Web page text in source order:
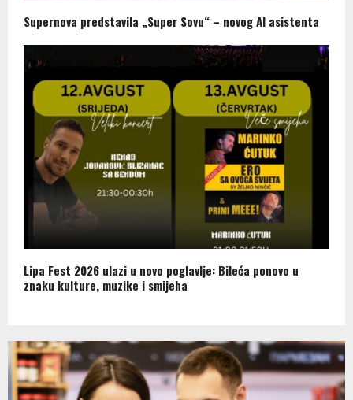
Supernova predstavila „Super Sovu“ – novog AI asistenta
Lipa Fest 2026 ulazi u novo poglavlje: Bileća ponovo u
znaku kulture, muzike i smijeha